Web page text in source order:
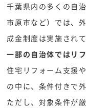
千葉県内の多くの自
市原市など）では、
成金制度は実施されて
一部の自治体ではリ
住宅リフォーム支援
の中に、条件付きで
ただし、対象条件が